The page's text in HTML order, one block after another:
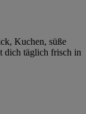
Kuchen, süße
dich täglich frisch in